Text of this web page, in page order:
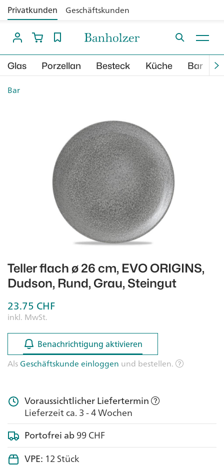
Privatkunden Geschäftskunden
Glas Porzellan Besteck Küche Bar
Bar
Teller flach ø 26 cm, EVO ORIGINS,
Dudson, Rund, Grau, Steingut
23.75 CHF
inkl. MwSt.
Benachrichtigung aktivieren
Benachrichtigung aktivieren
AlsGeschäftskunde einloggen und bestellen.
Voraussichtlicher Liefertermin
Lieferzeit ca. 3 - 4 Wochen
Portofrei ab99 CHF
VPE: 12 Stück